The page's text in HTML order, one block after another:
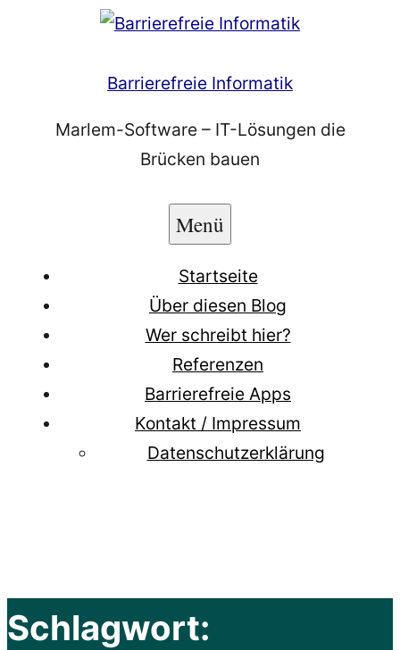
Barrierefreie Informatik
Marlem-Software – IT-Lösungen die
Brücken bauen
Menü
Startseite
Über diesen Blog
Wer schreibt hier?
Referenzen
Barrierefreie Apps
Kontakt / Impressum
Datenschutzerklärung
Schlagwort: